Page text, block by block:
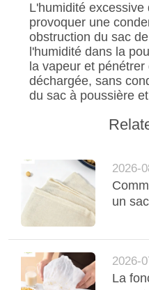
L'humidité
provoquer une
obstruction du sac
l'humidité dans la
la vapeur et
déchargée, sans
du sac à poussière
2026-
un
2026-
La